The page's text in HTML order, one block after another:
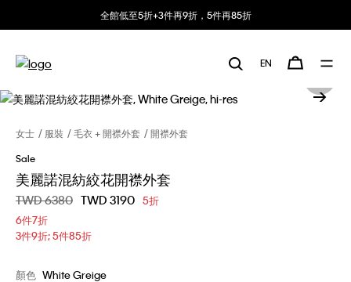
全館低至5折+3件再9折，5件再85折
EN
女士 服裝 毛衣 + 開襟外套
開襟外套
Sale
美麗諾混紡絞花開襟外套
價格扣減從
TWD 6380 至
TWD 3190 5折
6件7折
3件9折; 5件85折
顏色 White Greige